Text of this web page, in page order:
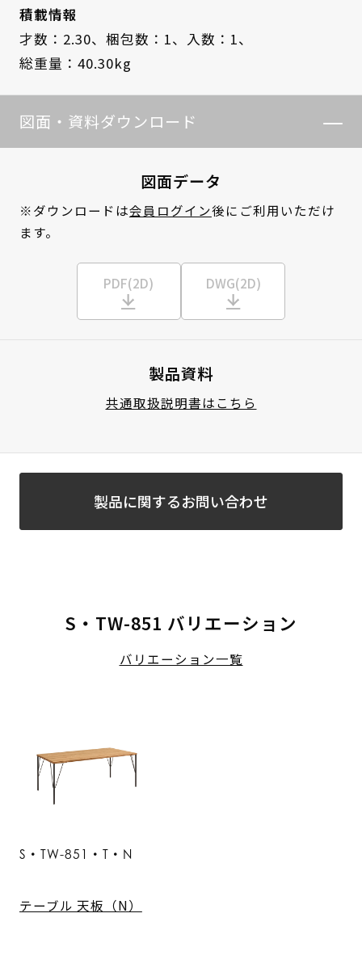
積載情報
才数：2.30、 梱包数：1、 入数：1、
総重量：40.30kg
図面・資料ダウンロード
図面データ
※ダウンロードは会員ログイン後にご利用いただけ
ます。
PDF(2D) DWG(2D)
製品資料
共通取扱説明書はこちら
製品に関するお問い合わせ
S・TW-851 バリエーション
バリエーション一覧
S・TW-851・T・N
テーブル 天板（N）